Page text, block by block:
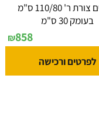
מדפים צורת ר' 110/80 ס"מ
בעומק 30 ס"מ
₪858
לפרטים ורכישה